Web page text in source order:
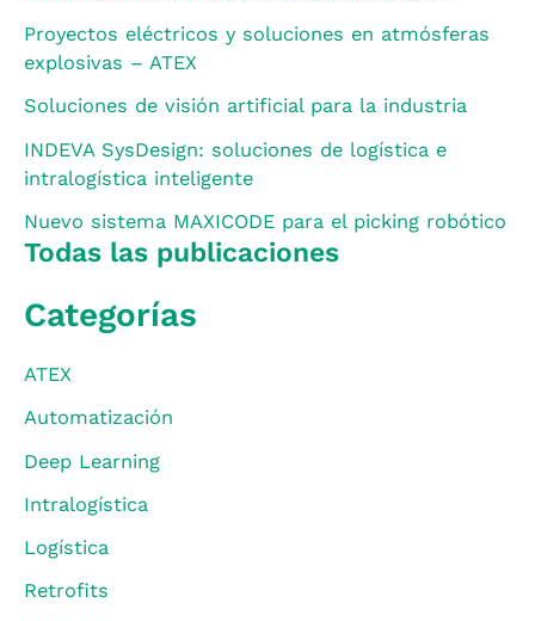
Proyectos eléctricos y soluciones en atmósferas
explosivas – ATEX
Soluciones de visión artificial para la industria
INDEVA SysDesign: soluciones de logística e
intralogística inteligente
Nuevo sistema MAXICODE para el picking robótico
Todas las publicaciones
Categorías
ATEX
Automatización
Deep Learning
Intralogística
Logística
Retrofits